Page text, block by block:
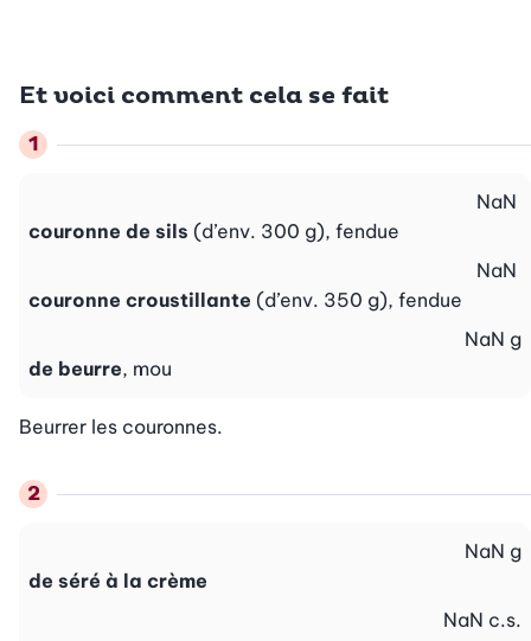
Et voici comment cela se fait
couronne de sils (d’env. 300 g), fendue
NaN
couronne croustillante (d’env. 350 g), fendue
NaN
de beurre, mou
NaN g
Beurrer les couronnes.
de séré à la crème
NaN g
NaN c.s.